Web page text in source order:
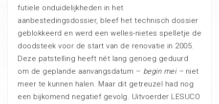
futiele onduidelijkheden in het
aanbestedingsdossier, bleef het technisch dossier
geblokkeerd en werd een welles-nietes spelletje de
doodsteek voor de start van de renovatie in 2005.
Deze patstelling heeft nét lang genoeg geduurd
om de geplande aanvangsdatum – begin mei – niet
meer te kunnen halen. Maar dit getreuzel had nog
een bijkomend negatief gevolg. Uitvoerder LESUCO